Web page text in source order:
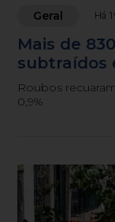
Geral Há
Mais de
subtraídos
Roubos
0,9%